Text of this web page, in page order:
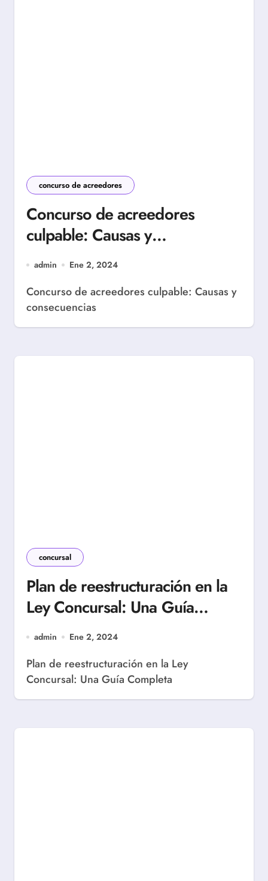
concurso de acreedores
Concurso de acreedores
culpable: Causas y
consecuencias
admin Ene 2, 2024
Concurso de acreedores culpable: Causas y
consecuencias
concursal
Plan de reestructuración en la
Ley Concursal: Una Guía
Completa
admin Ene 2, 2024
Plan de reestructuración en la Ley
Concursal: Una Guía Completa